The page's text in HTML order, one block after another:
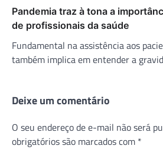
Pandemia traz à tona a
de profissionais da saúde
Fundamental na assistência aos
também implica em entender a
Deixe um comentário
O seu endereço de e-mail não será
obrigatórios são marcados com *